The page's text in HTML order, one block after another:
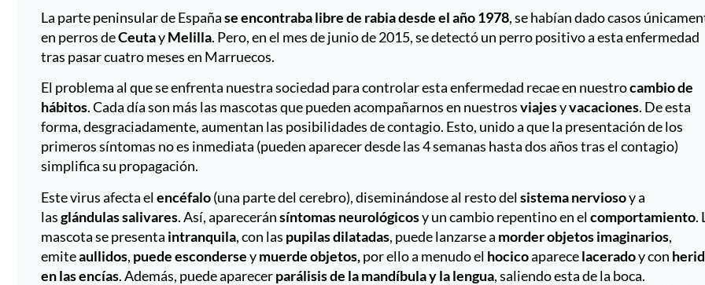
La parte peninsular de Españase encontraba libre de rabia desde el año 1978, se habían dado casos
en perros deCeutayMelilla. Pero, en el mes de junio de 2015, se detectó un perro positivo a esta enfermedad
tras pasar cuatro meses en Marruecos.
El problema al que se enfrenta nuestra sociedad para controlar esta enfermedad recae en nuestrocambio de
hábitos. Cada día son más las mascotas que pueden acompañarnos en nuestrosviajesyvacaciones. De esta
forma, desgraciadamente, aumentan las posibilidades de contagio. Esto, unido a que la presentación de los
primeros síntomas no es inmediata (pueden aparecer desde las 4 semanas hasta dos años tras el contagio)
simplifica su propagación.
Este virus afecta elencéfalo(una parte del cerebro), diseminándose al resto delsistemanerviosoy a
lasglándulas salivares. Así, apareceránsíntomas neurológicosy un cambio repentino en elcomportamiento.
mascota se presenta intranquila, con las pupilas dilatadas, puede lanzarse a morder objetos imaginarios,
emiteaullidos, puede esconderseymuerde objetos,por ello a menudo el hocicoaparecelaceradoy con
en las encías. Además, puede aparecerparálisis de la mandíbula y la lengua, saliendo esta de la boca.